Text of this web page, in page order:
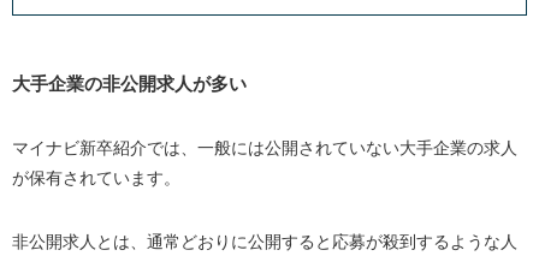
キャリアアドバイザーの対応に差があった
キャリアカウンセリングを受けられる
リアルな採用情報を提供してもらえる
大手企業の非公開求人が多い
マイナビ新卒紹介では、一般には公開されていない大手企業の求人
が保有されています。
非公開求人とは、通常どおりに公開すると応募が殺到するような人